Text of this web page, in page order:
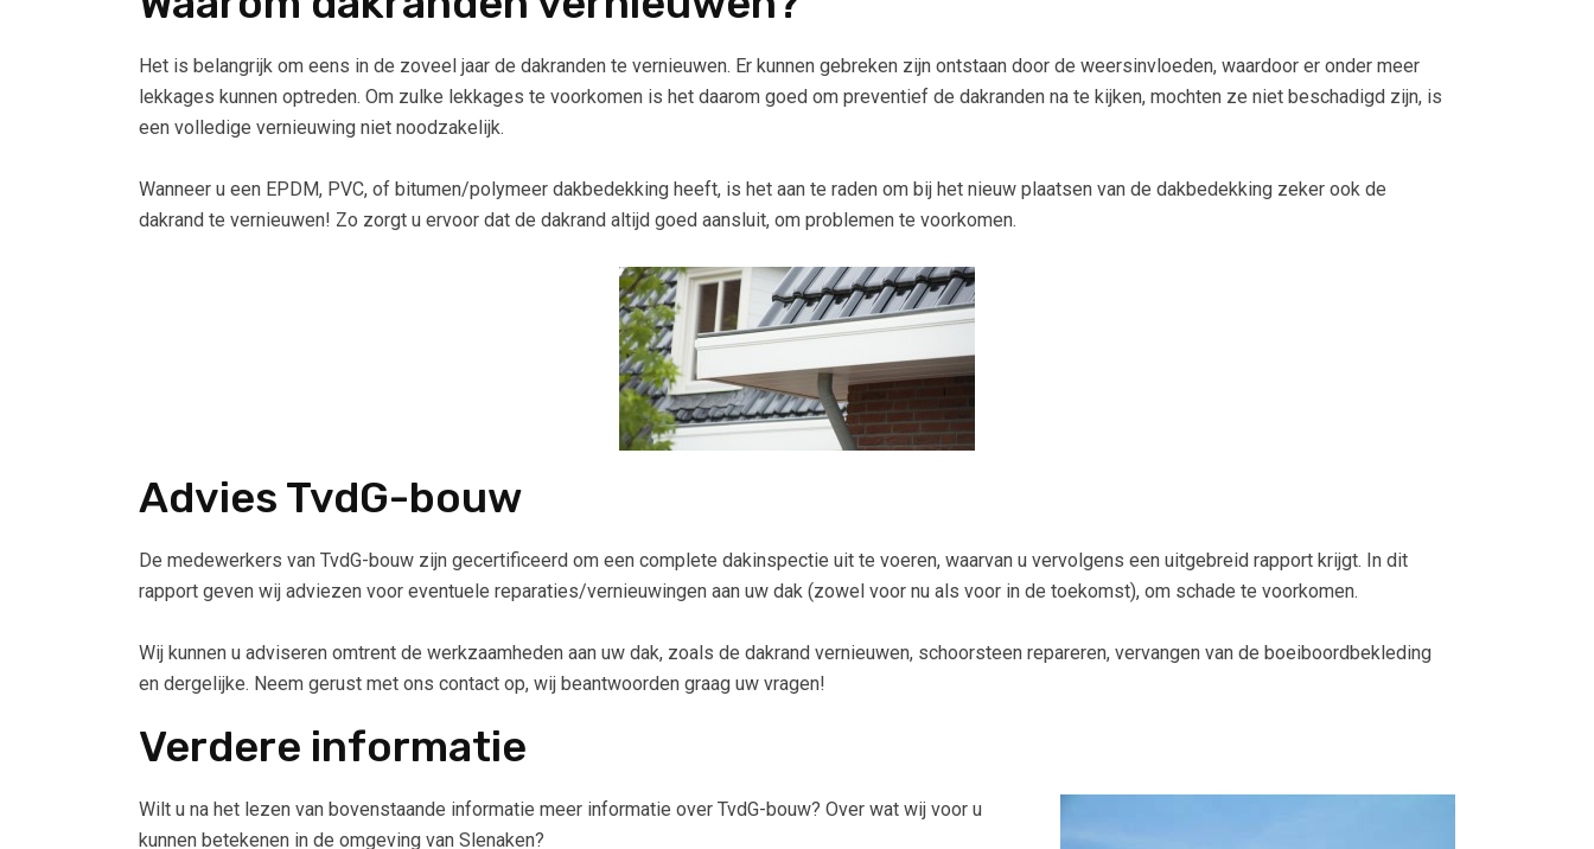
Het is belangrijk om eens in de zoveel jaar de dakranden te vernieuwen. Er kunnen gebreken zijn ontstaan door de weersinvloeden, waardoor er onder meer
lekkages kunnen optreden. Om zulke lekkages te voorkomen is het daarom goed om preventief de dakranden na te kijken, mochten ze niet beschadigd zijn, is
een volledige vernieuwing niet noodzakelijk.
Wanneer u een EPDM, PVC, of bitumen/polymeer dakbedekking heeft, is het aan te raden om bij het nieuw plaatsen van de dakbedekking zeker ook de
dakrand te vernieuwen! Zo zorgt u ervoor dat de dakrand altijd goed aansluit, om problemen te voorkomen.
Advies TvdG-bouw
De medewerkers van TvdG-bouw zijn gecertificeerd om een complete dakinspectie uit te voeren, waarvan u vervolgens een uitgebreid rapport krijgt. In dit
rapport geven wij adviezen voor eventuele reparaties/vernieuwingen aan uw dak (zowel voor nu als voor in de toekomst), om schade te voorkomen.
Wij kunnen u adviseren omtrent de werkzaamheden aan uw dak, zoals de dakrand vernieuwen, schoorsteen repareren, vervangen van de boeiboordbekleding
en dergelijke. Neem gerust met ons contact op, wij beantwoorden graag uw vragen!
Verdere informatie
Wilt u na het lezen van bovenstaande informatie meer informatie over TvdG-bouw? Over wat wij voor u
kunnen betekenen in de omgeving van Slenaken?